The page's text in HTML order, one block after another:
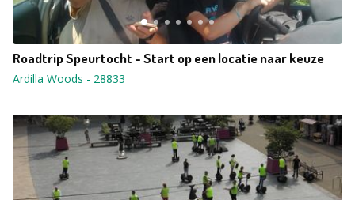
Roadtrip Speurtocht - Start op een locatie naar keuze
Ardilla Woods - 28833